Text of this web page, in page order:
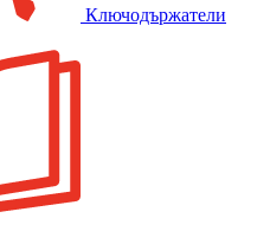
Ключодържатели